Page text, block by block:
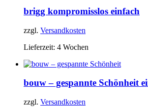
brigg kompromisslos einfach
zzgl. Versandkosten
Lieferzeit: 4 Wochen
bouw – gespannte Schönheit
zzgl. Versandkosten